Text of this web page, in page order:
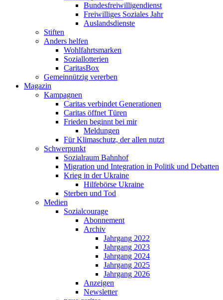
Bundesfreiwilligendienst
Freiwilliges Soziales Jahr
Auslandsdienste
Stiften
Anders helfen
Wohlfahrtsmarken
Soziallotterien
CaritasBox
Gemeinnützig vererben
Magazin
Kampagnen
Caritas verbindet Generationen
Caritas öffnet Türen
Frieden beginnt bei mir
Meldungen
Für Klimaschutz, der allen nutzt
Schwerpunkt
Sozialraum Bahnhof
Migration und Integration in Politik und Debatten
Krieg in der Ukraine
Hilfebörse Ukraine
Sterben und Tod
Medien
Sozialcourage
Abonnement
Archiv
Jahrgang 2022
Jahrgang 2023
Jahrgang 2024
Jahrgang 2025
Jahrgang 2026
Anzeigen
Newsletter